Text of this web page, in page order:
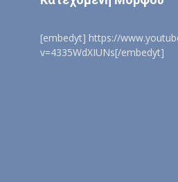
[embedyt] https://
v=4335WdXIUNs[/embedyt]